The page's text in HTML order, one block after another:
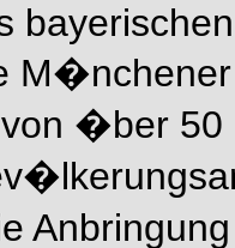
�ber 50